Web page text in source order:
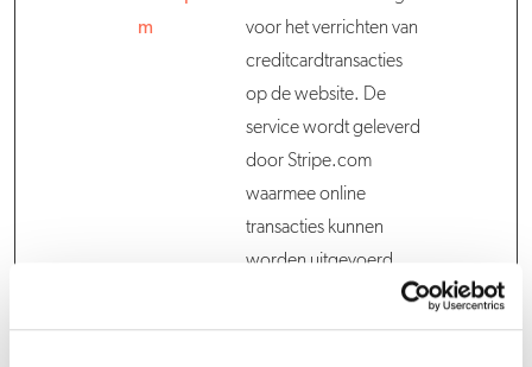
m
voor het verrichten van
creditcardtransacties
op de website. De
service wordt geleverd
door Stripe.com
waarmee online
transacties kunnen
worden uitgevoerd
creditcardinformatie